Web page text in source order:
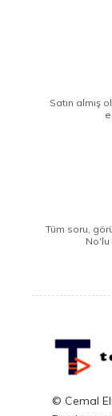
Satın almış
Tüm soru,
© Cemal